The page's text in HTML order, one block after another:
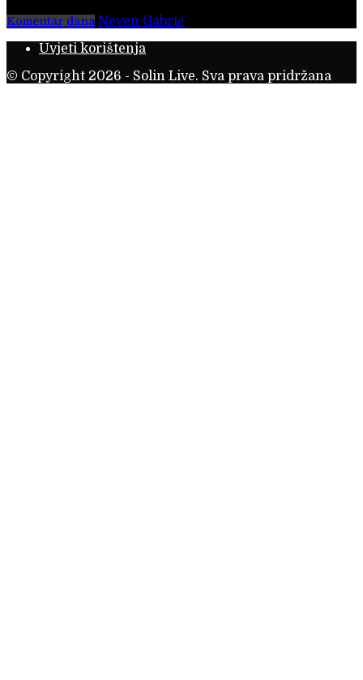
Komentar dana Neven Gabrić
Uvjeti korištenja
© Copyright 2026 - Solin Live. Sva prava pridržana